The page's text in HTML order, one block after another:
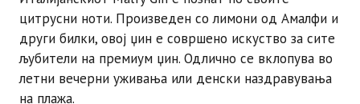
цитрусни ноти. Произведен со лимони од Амалфи и
други билки, овој џин е совршено искуство за сите
љубители на премиум џин. Одлично се вклопува во
летни вечерни уживања или денски наздравувања
на плажа.